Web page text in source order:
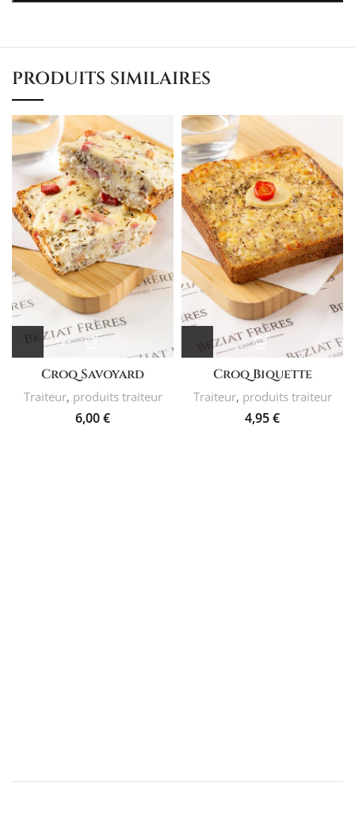
PRODUITS SIMILAIRES
Croq Savoyard
Traiteur, produits traiteur
6,00€
Croq Biquette
Traiteur, produits traiteur
4,95€